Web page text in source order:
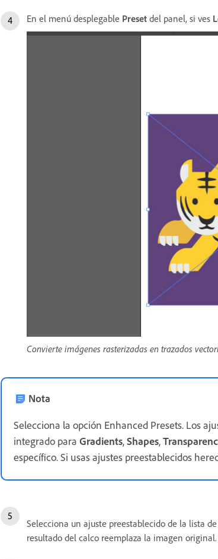
En el menú desplegable Preset del panel, si ves
Convierte imágenes rasterizadas en trazados
Nota
Selecciona la opción Enhanced Presets. Los
integrado para Gradients,Shapes,
específico. Si usas ajustes preestablecidos
Selecciona un ajuste preestablecido de la lista
resultado del calco reemplaza la imagen